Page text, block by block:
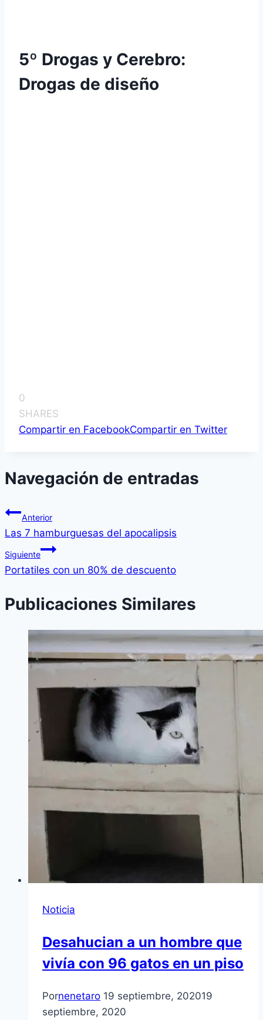
5º Drogas y Cerebro:
Drogas de diseño
0
SHARES
Compartir en FacebookCompartir en Twitter
Navegación de entradas
Anterior
Las 7 hamburguesas del apocalipsis
Siguiente
Portatiles con un 80% de descuento
Publicaciones Similares
Noticia
Desahucian a un hombre que
vivía con 96 gatos en un piso
Pornenetaro 19 septiembre, 202019
septiembre, 2020